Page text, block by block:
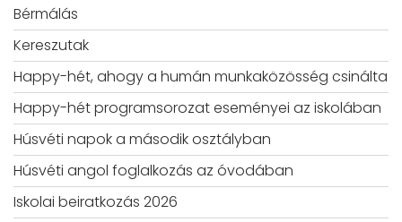
Bérmálás
Kereszutak
Happy-hét, ahogy a humán munkaközösség csinálta
Happy-hét programsorozat eseményei az iskolában
Húsvéti napok a második osztályban
Húsvéti angol foglalkozás az óvodában
Iskolai beiratkozás 2026